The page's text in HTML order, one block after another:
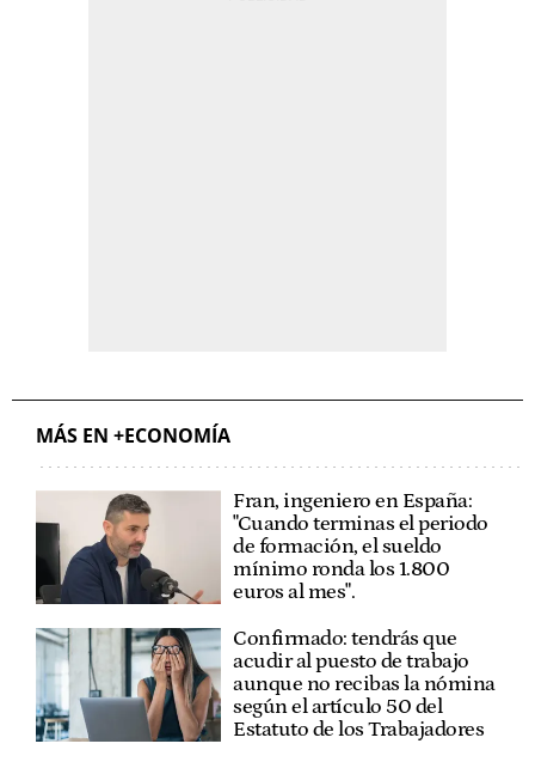
MÁS EN +ECONOMÍA
Fran, ingeniero en España:
"Cuando terminas el periodo
de formación, el sueldo
mínimo ronda los 1.800
euros al mes".
Confirmado: tendrás que
acudir al puesto de trabajo
aunque no recibas la nómina
según el artículo 50 del
Estatuto de los Trabajadores